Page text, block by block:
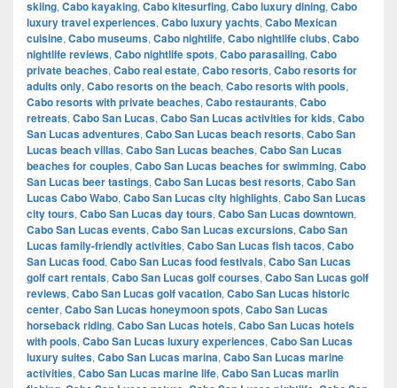
skiing, Cabo kayaking, Cabo kitesurfing, Cabo luxury dining, Cabo
luxury travel experiences, Cabo luxury yachts, Cabo Mexican
cuisine, Cabo museums, Cabo nightlife, Cabo nightlife clubs, Cabo
nightlife reviews, Cabo nightlife spots, Cabo parasailing, Cabo
private beaches, Cabo real estate, Cabo resorts, Cabo resorts for
adults only, Cabo resorts on the beach, Cabo resorts with pools,
Cabo resorts with private beaches, Cabo restaurants, Cabo
retreats, Cabo San Lucas, Cabo San Lucas activities for kids, Cabo
San Lucas adventures, Cabo San Lucas beach resorts, Cabo San
Lucas beach villas, Cabo San Lucas beaches, Cabo San Lucas
beaches for couples, Cabo San Lucas beaches for swimming, Cabo
San Lucas beer tastings, Cabo San Lucas best resorts, Cabo San
Lucas Cabo Wabo, Cabo San Lucas city highlights, Cabo San Lucas
city tours, Cabo San Lucas day tours, Cabo San Lucas downtown,
Cabo San Lucas events, Cabo San Lucas excursions, Cabo San
Lucas family-friendly activities, Cabo San Lucas fish tacos, Cabo
San Lucas food, Cabo San Lucas food festivals, Cabo San Lucas
golf cart rentals, Cabo San Lucas golf courses, Cabo San Lucas golf
reviews, Cabo San Lucas golf vacation, Cabo San Lucas historic
center, Cabo San Lucas honeymoon spots, Cabo San Lucas
horseback riding, Cabo San Lucas hotels, Cabo San Lucas hotels
with pools, Cabo San Lucas luxury experiences, Cabo San Lucas
luxury suites, Cabo San Lucas marina, Cabo San Lucas marine
activities, Cabo San Lucas marine life, Cabo San Lucas marlin